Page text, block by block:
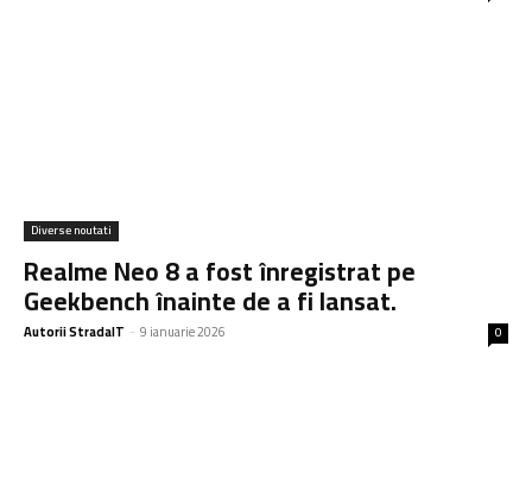
Diverse noutati
Realme Neo 8 a fost înregistrat pe
Geekbench înainte de a fi lansat.
Autorii StradaIT - 9 ianuarie 2026 0